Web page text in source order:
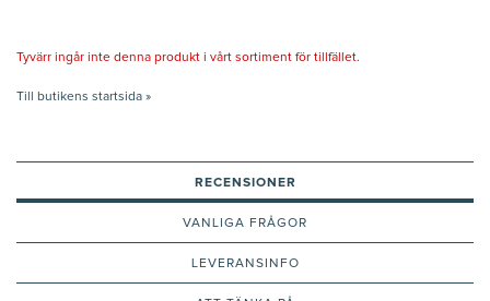
Tyvärr ingår inte denna produkt i vårt sortiment för tillfället.
Till butikens startsida »
RECENSIONER
VANLIGA FRÅGOR
LEVERANSINFO